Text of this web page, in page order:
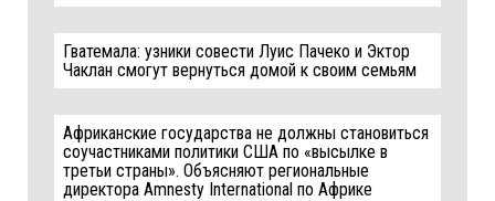
Гватемала: узники совести Луис Пачеко и Эктор
Чаклан смогут вернуться домой к своим семьям
Африканские государства не должны становиться
соучастниками политики США по «высылке в
третьи страны». Объясняют региональные
директора Amnesty International по Африке